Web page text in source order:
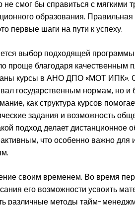
смог бы справиться с мягкими
образования.
первые шаги на пути к успеху.
выбор подходящей программы
проще благодаря качественным
курсы в АНО ДПО «МОТ ИПК».
государственным нормам, но
как структура курсов
задания и возможность
подход делает дистанционное
что особенно важно для
своим временем. Во время
его возможности усвоить
различные методы тайм-